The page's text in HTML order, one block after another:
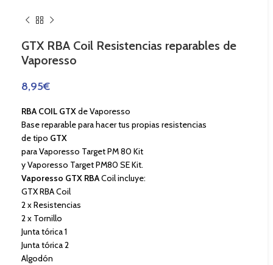
GTX RBA Coil Resistencias reparables de
Vaporesso
8,95€
RBA COIL GTXde Vaporesso
Base reparable para hacer tus propias resistencias
de tipo GTX
para Vaporesso Target PM 80 Kit
y Vaporesso Target PM80 SE Kit.
Vaporesso GTX RBACoil incluye:
GTX RBA Coil
2 x Resistencias
2 x Tornillo
Junta tórica 1
Junta tórica 2
Algodón